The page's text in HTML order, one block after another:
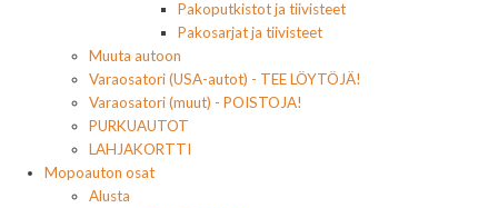
Pakoputkistot ja tiivisteet
Pakosarjat ja tiivisteet
Muuta autoon
Varaosatori (USA-autot) - TEE LÖYTÖJÄ!
Varaosatori (muut) - POISTOJA!
PURKUAUTOT
LAHJAKORTTI
Mopoauton osat
Alusta